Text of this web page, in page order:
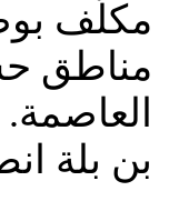
مكلّف
مناطق
العاصمة.
بن بلة